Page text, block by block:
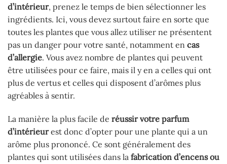
d’intérieur, prenez le temps de bien sélectionner les
ingrédients. Ici, vous devez surtout faire en sorte que
toutes les plantes que vous allez utiliser ne présentent
pas un danger pour votre santé, notamment en cas
d’allergie. Vous avez nombre de plantes qui peuvent
être utilisées pour ce faire, mais il y en a celles qui ont
plus de vertus et celles qui disposent d’arômes plus
agréables à sentir.
La manière la plus facile de réussir votre parfum
d’intérieurest donc d’opter pour une plante qui a un
arôme plus prononcé. Ce sont généralement des
plantes qui sont utilisées dans la fabrication d’encens ou